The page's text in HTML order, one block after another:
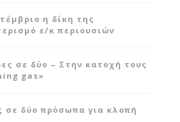
η δίκη της
ε/κ περιουσιών
σε δύο – Στην κατοχή τους
gas»
σε δύο πρόσωπα για κλοπή